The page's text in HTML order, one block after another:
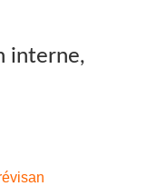
interne,